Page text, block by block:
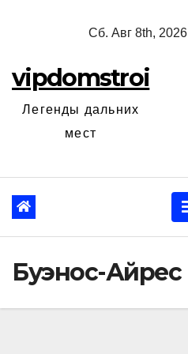
Сб. Авг 8th, 2026
vipdomstroi
Легенды дальних
мест
Буэнос-Айрес